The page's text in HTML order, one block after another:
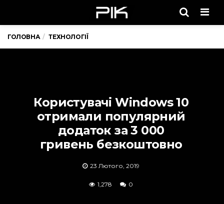
ГОЛОВНА ТЕХНОЛОГІЇ
Користувачі Windows 10
отримали популярний
додаток за 3 000
гривень безкоштовно
23 Лютого, 2019
1,278 0